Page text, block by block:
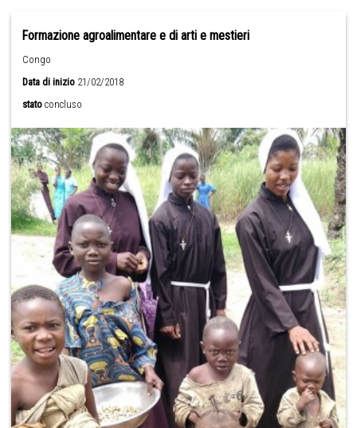
Formazione agroalimentare e di arti e mestieri
Congo
Data di inizio 21/02/2018
stato concluso